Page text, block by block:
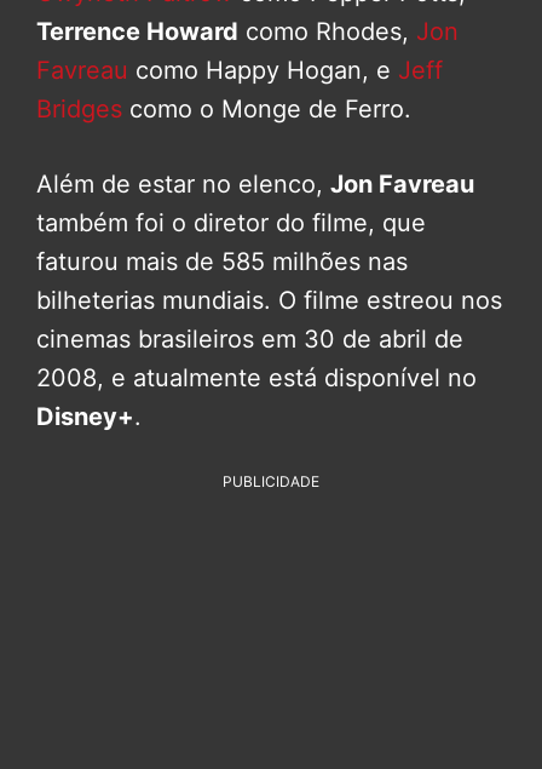
Terrence Howard como Rhodes, Jon
Favreau como Happy Hogan, e Jeff
Bridges como o Monge de Ferro.
Além de estar no elenco, Jon Favreau
também foi o diretor do filme, que
faturou mais de 585 milhões nas
bilheterias mundiais. O filme estreou nos
cinemas brasileiros em 30 de abril de
2008, e atualmente está disponível no
Disney+.
PUBLICIDADE